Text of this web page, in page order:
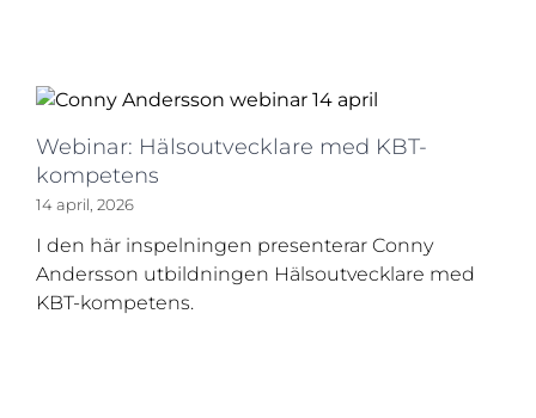
Webinar: Hälsoutvecklare med KBT-
kompetens
14 april, 2026
I den här inspelningen presenterar Conny
Andersson utbildningen Hälsoutvecklare med
KBT-kompetens.